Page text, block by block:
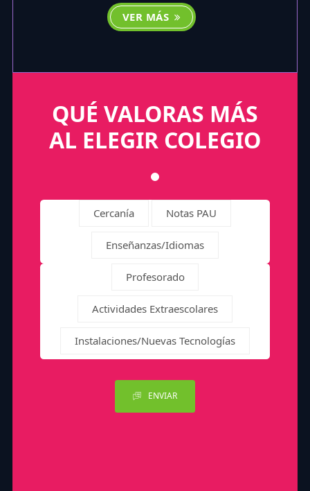
VER MÁS
QUÉ VALORAS MÁS
AL ELEGIR COLEGIO
Cercanía Notas PAU
Enseñanzas/Idiomas
Profesorado
Actividades Extraescolares
Instalaciones/Nuevas Tecnologías
ENVIAR